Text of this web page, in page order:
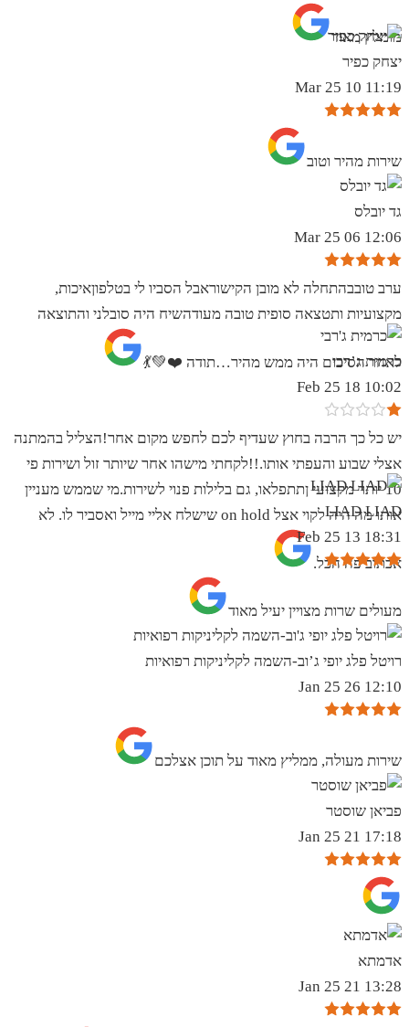
מומלץ מאוד
יצחק כפיר
11:19 10 Mar 25
שירות מהיר וטוב
גד יובלס
12:06 06 Mar 25
ערב טובבהתחלה לא מובן הקישוראבל הסביו לי בטלפוןאיכות,
מקצועיות ותטצאה סופית טובה מעודהשיח היה סובלני והתוצאה
לאחר הסיכום היה ממש מהיר…תודה ❤️💚💃
כרמית ג’רבי
10:02 18 Feb 25
יש כל כך הרבה בחוץ שעדיף לכם לחפש מקום אחר!הצליל בהמתנה
אצלי שבוע והעפתי אותו.!!לקחתי מישהו אחר שיותר זול ושירות פי
10 יותר מקצועי ןתתפלאו, גם בלילות פנוי לשירות.מי שממש מעניין
אותו מה היה לקוי אצל on hold שישלח אליי מייל ואסביר לו. לא
אכתוב פה הכל.
LIAD LIAD
18:31 13 Feb 25
מעולים שרות מצויין יעיל מאוד
רויטל פלג יופי ג’וב-השמה לקליניקות רפואיות
12:10 26 Jan 25
שירות מעולה, ממליץ מאוד על תוכן אצלכם
פביאן שוסטר
17:18 21 Jan 25
אדמתא
13:28 21 Jan 25